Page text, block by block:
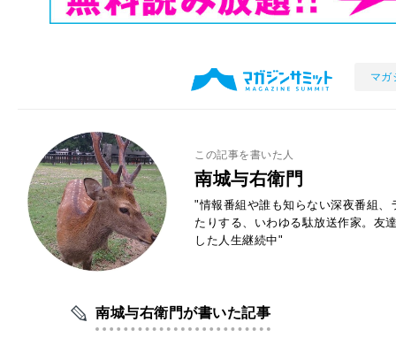
マガ
この記事を書いた人
南城与右衛門
"情報番組や誰も知らない深夜番組
たりする、いわゆる駄放送作家。友
した人生継続中"
南城与右衛門が書いた記事